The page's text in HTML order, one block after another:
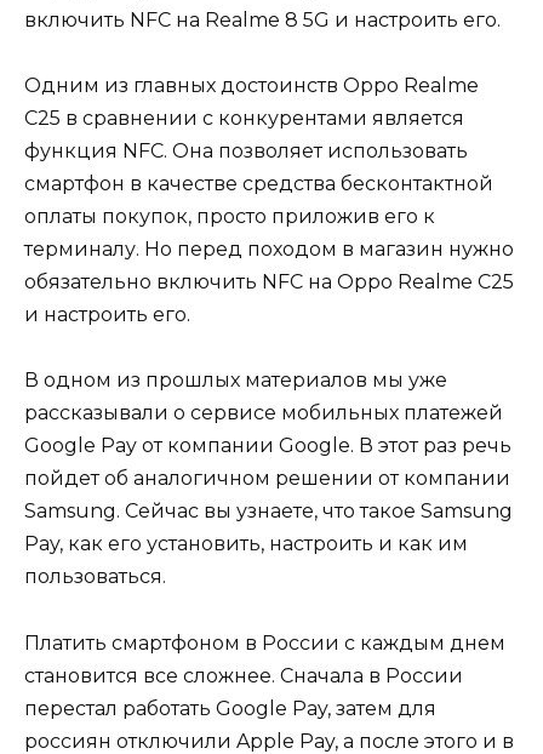
включить NFC на Realme 8 5G и настроить его.
Одним из главных достоинств Oppo Realme
C25 в сравнении с конкурентами является
функция NFC. Она позволяет использовать
смартфон в качестве средства бесконтактной
оплаты покупок, просто приложив его к
терминалу. Но перед походом в магазин нужно
обязательно включить NFC на Oppo Realme C25
и настроить его.
В одном из прошлых материалов мы уже
рассказывали о сервисе мобильных платежей
Google Pay от компании Google. В этот раз речь
пойдет об аналогичном решении от компании
Samsung. Сейчас вы узнаете, что такое Samsung
Pay, как его установить, настроить и как им
пользоваться.
Платить смартфоном в России с каждым днем
становится все сложнее. Сначала в России
перестал работать Google Pay, затем для
россиян отключили Apple Pay, а после этого и в